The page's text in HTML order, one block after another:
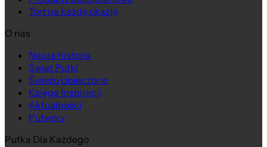
Tort na każdą okazję
O nas
Nasza historia
Świat Putki
Świeżo Upieczone
Księga Inspiracji
Aktualności
Putwory
Putka Dla Każdego